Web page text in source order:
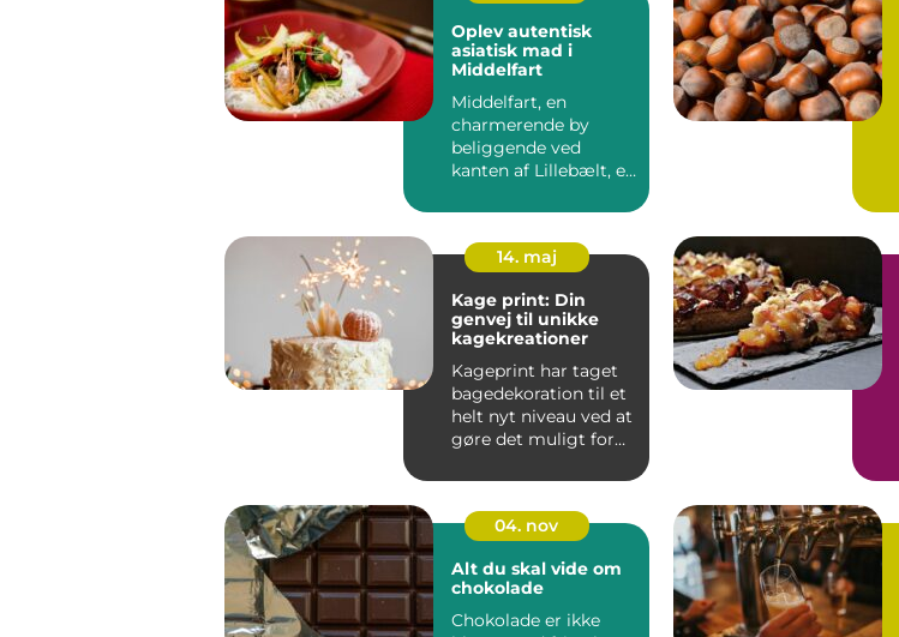
Oplev autentisk
asiatisk mad i
Middelfart
Middelfart, en
charmerende by
beliggende ved
kanten af Lillebælt, er
14. maj
Kage print: Din
genvej til unikke
kagekreationer
Kageprint har taget
bagedekoration til et
helt nyt niveau ved at
gøre det muligt for
04. nov
Alt du skal vide om
chokolade
Chokolade er ikke